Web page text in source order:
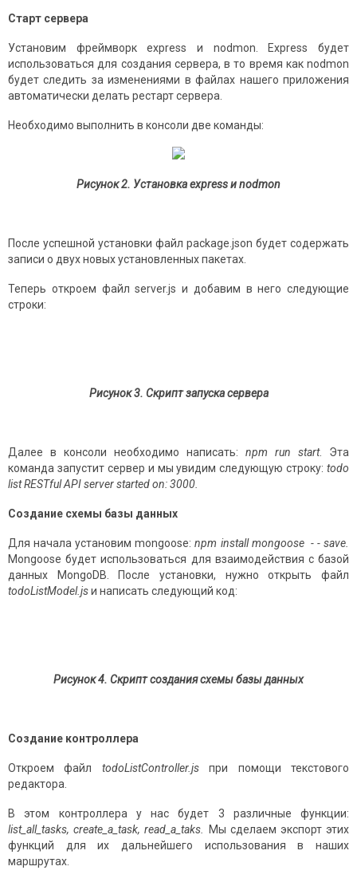
Старт сервера
Установим фреймворк express и nodmon. Express будет
использоваться для создания сервера, в то время как nodmon
будет следить за изменениями в файлах нашего приложения
автоматически делать рестарт сервера.
Необходимо выполнить в консоли две команды:
Рисунок 2. Установкаexpressиnodmon
После успешной установки файл package.json будет содержать
записи о двух новых установленных пакетах.
Теперь откроем файл server.js и добавим в него следующие
строки:
Рисунок 3. Скрипт запуска сервера
Далее в консоли необходимо написать: npm run start. Эта
команда запустит сервер и мы увидим следующую строку: todo
listRESTfulAPIserverstartedon: 3000.
Создание схемы базы данных
Для начала установим mongoose:npm install mongoose- -save
Mongoose будет использоваться для взаимодействия с базой
данных MongoDB. После установки, нужно открыть файл
todoListModel.jsи написать следующий код:
Рисунок 4. Скрипт создания схемы базы данных
Создание контроллера
Откроем файл todoListController.jsпри помощи текстового
редактора.
В этом контроллера у нас будет 3 различные функции:
list_ all_ tasks,create _a _task,read _a _taks
Мы сделаем экспорт этих
функций для их дальнейшего использования в наших
маршрутах.